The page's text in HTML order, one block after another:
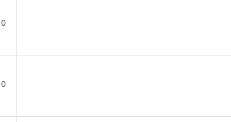
0
0